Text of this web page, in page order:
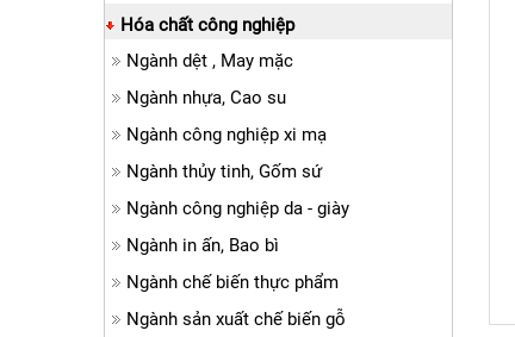
Hóa chất công nghiệp
Ngành dệt , May mặc
Ngành nhựa, Cao su
Ngành công nghiệp xi mạ
Ngành thủy tinh, Gốm sứ
Ngành công nghiệp da - giày
Ngành in ấn, Bao bì
Ngành chế biến thực phẩm
Ngành sản xuất chế biến gỗ